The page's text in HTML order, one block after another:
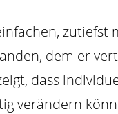
zutiefst
dem er
dass
verändern